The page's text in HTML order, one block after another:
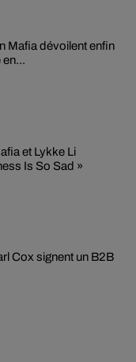
Mafia dévoilent enfin
en...
et Lykke Li
Is So Sad »
Cox signent un B2B